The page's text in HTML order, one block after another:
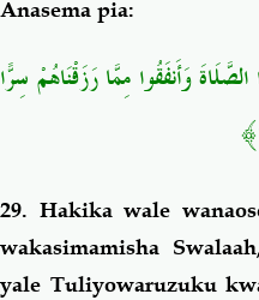
Anasema pia:
وَأَنفَقُوا مِمَّا رَزَقْنَاهُمْ سِرًّا
29. Hakika wale
wakasimamisha
yale Tuliyowaruzuku